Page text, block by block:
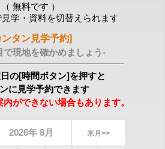
（ 無料です ）
見学・資料を切替えられます
ンタン見学予約]
で現地を確かめましょう-
の[時間ボタン]を押すと
に見学予約できます
内ができない場合もあります。
2026年 8月 来月>>